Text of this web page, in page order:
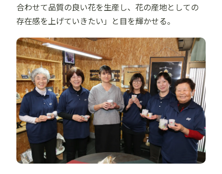
合わせて品質の良い花を生産し、花の産地としての
存在感を上げていきたい」と目を輝かせる。